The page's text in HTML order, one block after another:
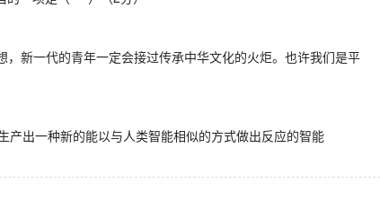
新一代的青年一定会接过传承中华文化的火炬。也许我们是平
出一种新的能以与人类智能相似的方式做出反应的智能